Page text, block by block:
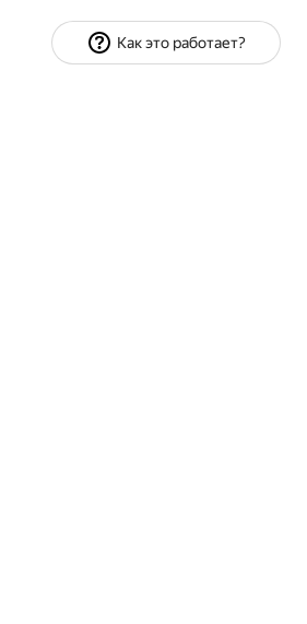
финансы
Как это работает?